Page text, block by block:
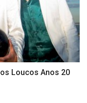
Loucos Anos 20